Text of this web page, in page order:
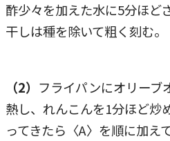
酢少々を加えた水に5分ほど
干しは種を除いて粗く刻む。
（2） フライパンにオリーブ
熱し、れんこんを1分ほど炒
ってきたら〈A〉を順に加え